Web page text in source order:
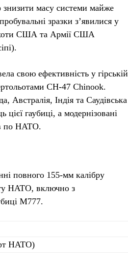
знизити масу системи майже
зразки з’явилися у
США та Армії США
свою ефективність у гірській
CH-47 Chinook.
Індія та Саудівська
гаубиці, а модернізовані
по НАТО.
повного 155-мм калібру
НАТО, включно з
М777.
НАТО)